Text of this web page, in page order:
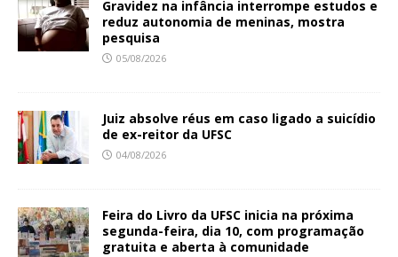
Gravidez na infância interrompe estudos e
reduz autonomia de meninas, mostra
pesquisa
05/08/2026
Juiz absolve réus em caso ligado a suicídio
de ex-reitor da UFSC
04/08/2026
Feira do Livro da UFSC inicia na próxima
segunda-feira, dia 10, com programação
gratuita e aberta à comunidade